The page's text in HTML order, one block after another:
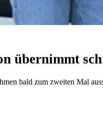
übernimmt
bald zum zweiten Mal